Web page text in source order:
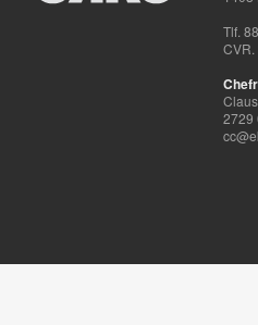
Tlf.
2729